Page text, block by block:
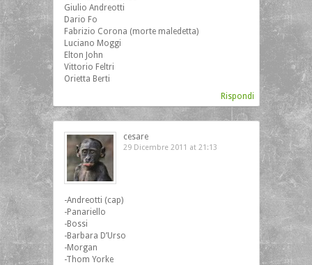
Giulio Andreotti
Dario Fo
Fabrizio Corona (morte maledetta)
Luciano Moggi
Elton John
Vittorio Feltri
Orietta Berti
Rispondi
cesare
29 Dicembre 2011 at 21:13
‎-Andreotti (cap)
-Panariello
-Bossi
-Barbara D’Urso
-Morgan
-Thom Yorke